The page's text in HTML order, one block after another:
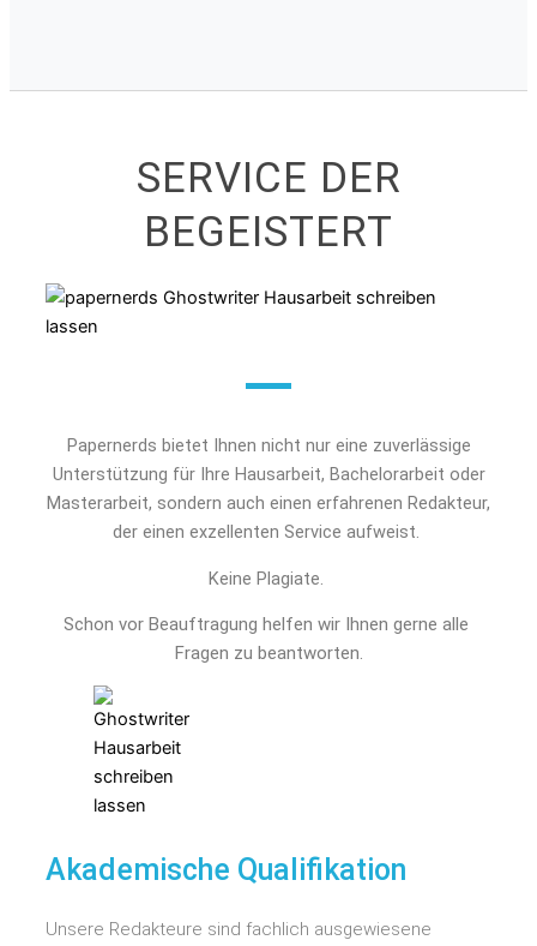
SERVICE DER
BEGEISTERT
Papernerds bietet Ihnen nicht nur eine zuverlässige
Unterstützung für Ihre Hausarbeit, Bachelorarbeit oder
Masterarbeit, sondern auch einen erfahrenen Redakteur,
der einen exzellenten Service aufweist.
Keine Plagiate.
Schon vor Beauftragung helfen wir Ihnen gerne alle
Fragen zu beantworten.
Akademische Qualifikation
Unsere Redakteure sind fachlich ausgewiesene